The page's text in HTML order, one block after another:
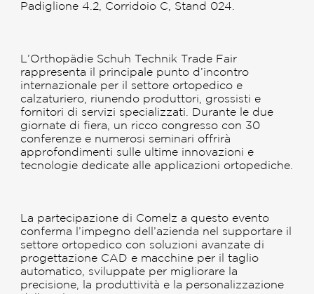
Padiglione 4.2, Corridoio C, Stand 024.
L’Orthopädie Schuh Technik Trade Fair
rappresenta il principale punto d’incontro
internazionale per il settore ortopedico e
calzaturiero, riunendo produttori, grossisti e
fornitori di servizi specializzati. Durante le due
giornate di fiera, un ricco congresso con 30
conferenze e numerosi seminari offrirà
approfondimenti sulle ultime innovazioni e
tecnologie dedicate alle applicazioni ortopediche.
La partecipazione di Comelz a questo evento
conferma l’impegno dell’azienda nel supportare il
settore ortopedico con soluzioni avanzate di
progettazione CAD e macchine per il taglio
automatico, sviluppate per migliorare la
precisione, la produttività e la personalizzazione